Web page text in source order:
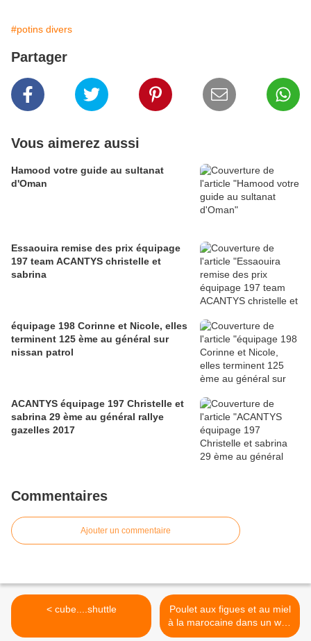
#potins divers
Partager
Vous aimerez aussi
Hamood votre guide au sultanat
d'Oman
Essaouira remise des prix équipage
197 team ACANTYS christelle et
sabrina
équipage 198 Corinne et Nicole, elles
terminent 125 ème au général sur
nissan patrol
ACANTYS équipage 197 Christelle et
sabrina 29 ème au général rallye
gazelles 2017
Commentaires
Ajouter un commentaire
< cube....shuttle
Poulet aux figues et au miel
à la marocaine dans un wok
>